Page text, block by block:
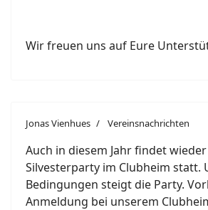
Wir freuen uns auf Eure
Jonas Vienhues Vereinsnachrichten
Auch in diesem Jahr findet
Silvesterparty im Clubheim statt.
Bedingungen steigt die Party.
Anmeldung bei unserem